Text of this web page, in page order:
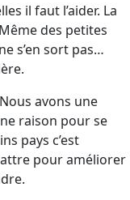
il faut l’aider. La
des petites
s’en sort pas…
avons une
raison pour se
pays c’est
pour améliorer